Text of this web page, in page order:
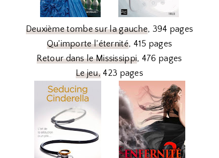
Deuxième tombe sur la gauche, 394 pages
Qu'importe l'éternité, 415 pages
Retour dans le Mississippi, 476 pages
Le jeu, 423 pages